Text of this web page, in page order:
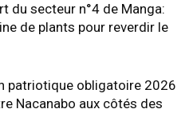
du secteur n°4 de Manga:
de plants pour reverdir le
patriotique obligatoire 2026
Nacanabo aux côtés des